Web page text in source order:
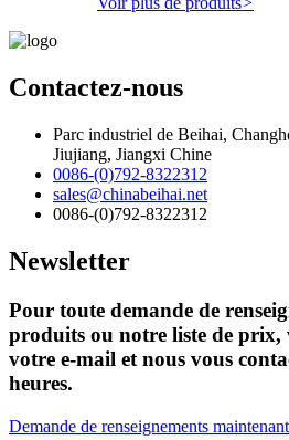
Contactez-nous
Parc industriel de Beihai,
Jiujiang, Jiangxi Chine
0086-(0)792-8322312
sales@chinabeihai.net
0086-(0)792-8322312
Newsletter
Pour toute demande de
produits ou notre liste de prix,
votre e-mail et nous vous
heures.
Demande de renseignements maintenant